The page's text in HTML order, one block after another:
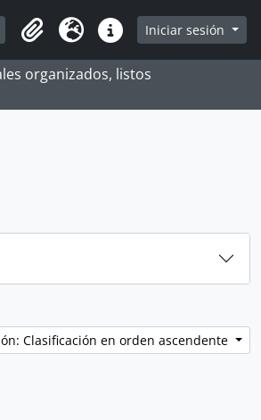
Search in browse page
Portapapeles
Idioma Enlaces rápidos
Iniciar sesión
organizados, listos
Clasificación en orden ascendente